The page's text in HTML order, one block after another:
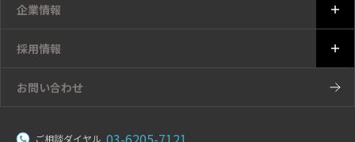
企業情報
採用情報
お問い合わせ
ご相談ダイヤル